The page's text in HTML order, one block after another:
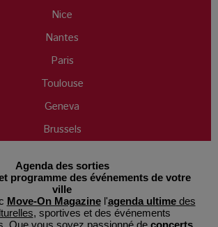
Nice
Nantes
Paris
Toulouse
Geneva
Brussels
Agenda des sorties
programme des événements de votre
ville
Move-On Magazinel'agenda ultimedes
, sportives et des événements
Que vous soyez passionné de concerts